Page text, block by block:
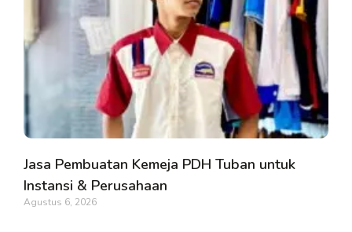
Jasa Pembuatan Kemeja PDH Tuban untuk
Instansi & Perusahaan
Agustus 6, 2026